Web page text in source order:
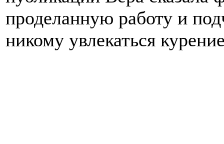
проделанную работу и
никому увлекаться